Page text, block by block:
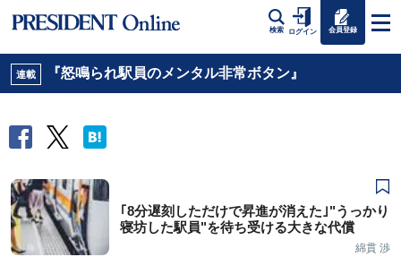
検索 ログイン 会員登録
連載 『怒鳴られ駅員のメンタル非常ボタン』
｢8分遅刻しただけで昇進が消えた｣"うっかり
寝坊した駅員"を待ち受ける大きな代償
綿貫 渉